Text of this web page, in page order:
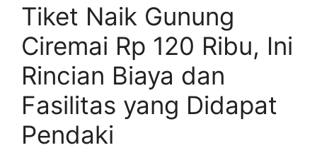
Tiket Naik Gunung
Ciremai Rp 120 Ribu, Ini
Rincian Biaya dan
Fasilitas yang Didapat
Pendaki